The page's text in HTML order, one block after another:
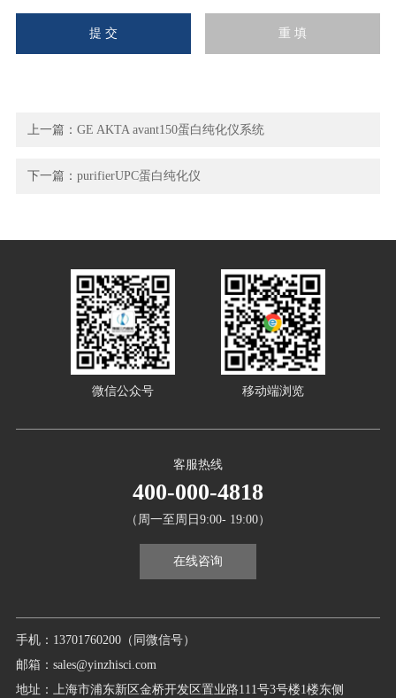
上一篇：GE AKTA avant150蛋白纯化仪系统
下一篇：purifierUPC蛋白纯化仪
手机：13701760200（同微信号）
邮箱：sales@yinzhisci.com
地址：上海市浦东新区金桥开发区置业路111号3号楼1楼东侧
客服热线
400-000-4818
（周一至周日9:00- 19:00）
在线咨询
微信公众号 移动端浏览